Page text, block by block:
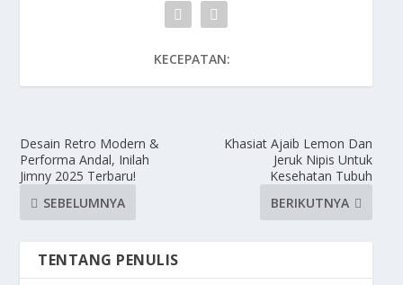
KECEPATAN:
Desain Retro Modern &
Performa Andal, Inilah
Jimny 2025 Terbaru!
SEBELUMNYA
Khasiat Ajaib Lemon Dan
Jeruk Nipis Untuk
Kesehatan Tubuh
BERIKUTNYA
TENTANG PENULIS